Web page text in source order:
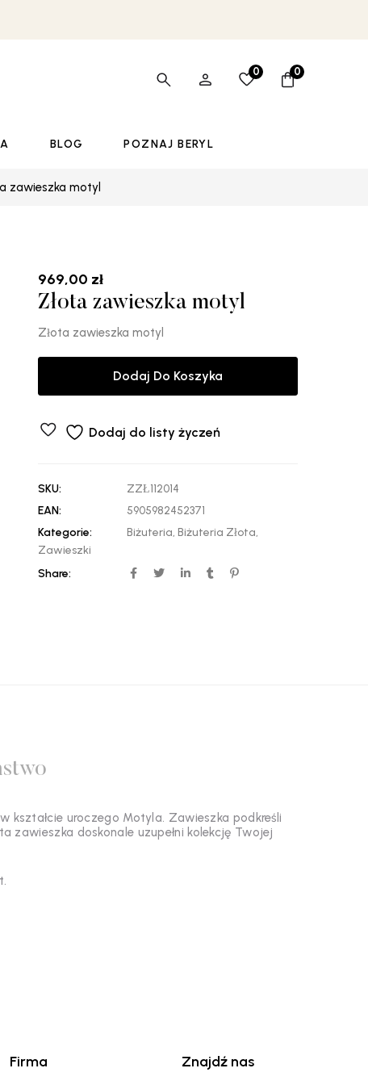
0 0
BLOG POZNAJ BERYL
zawieszka motyl
969,00 zł
Złota zawieszka motyl
Złota zawieszka motyl
Dodaj Do Koszyka
Dodaj do listy życzeń
SKU:
ZZŁ112014
EAN:
5905982452371
Kategorie:
Biżuteria, Biżuteria Złota,
Zawieszki
Share:
w kształcie uroczego Motyla. Zawieszka podkreśli
zawieszka doskonale uzupełni kolekcję Twojej
Firma Znajdź nas